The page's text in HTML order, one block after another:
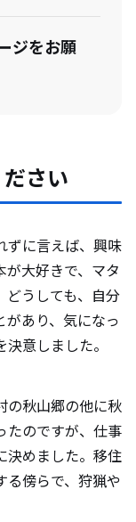
ジをお願
さい
ずに言えば、興味
大好きで、マタ
どうしても、自分
あり、気になっ
意しました。
の秋山郷の他に秋
たのですが、仕事
決めました。移住
る傍らで、狩猟や